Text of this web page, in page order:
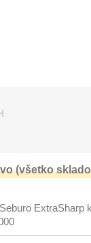
(všetko
ExtraSharp